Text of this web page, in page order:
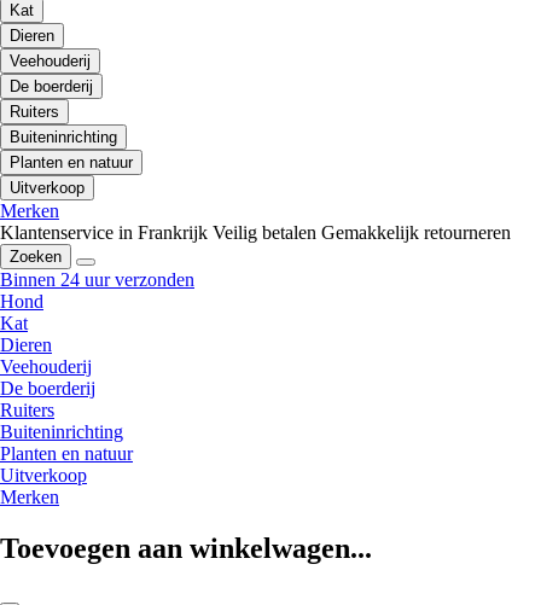
Kat
Dieren
Veehouderij
De boerderij
Ruiters
Buiteninrichting
Planten en natuur
Uitverkoop
Merken
Klantenservice in Frankrijk Veilig betalen Gemakkelijk retourneren
Zoeken
Binnen 24 uur verzonden
Hond
Kat
Dieren
Veehouderij
De boerderij
Ruiters
Buiteninrichting
Planten en natuur
Uitverkoop
Merken
Toevoegen aan winkelwagen...